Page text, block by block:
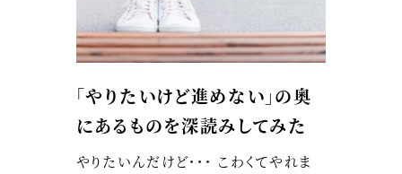
「やりたいけど進めない」の奥
にあるものを深読みしてみた
やりたいんだけど・・・ こわくてやれま